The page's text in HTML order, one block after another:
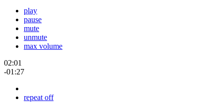
play
pause
mute
unmute
max volume
02:01
-01:27
repeat off